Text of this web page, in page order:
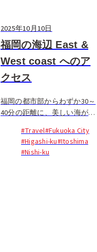
2025年10月10日
福岡の海辺 East &
West coast へのア
クセス
福岡の都市部からわずか30～
40分の距離に、美しい海が広
（West Coast）と志賀島エリ
ア（East Coast）がありま
#Travel#Fukuoka City
#Higashi-ku#Itoshima
#Nishi-ku